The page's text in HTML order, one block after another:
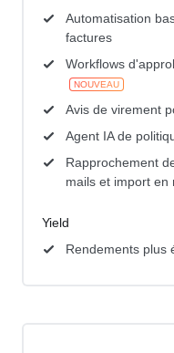
Automatisation
factures
Workflows
NOUVEAU
Avis de virement
Agent IA de
Rapprochement
mails et import en
Yield
Rendements plus